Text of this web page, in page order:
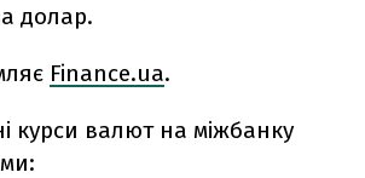
долар.
Finance.ua.
курси валют на міжбанку